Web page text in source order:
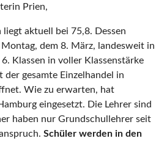
Prien,
aktuell bei 75,8. Dessen
dem 8. März, landesweit in
Klassen in voller Klassenstärke
gesamte Einzelhandel in
Wie zu erwarten, hat
eingesetzt. Die Lehrer sind
haben nur Grundschullehrer seit
Schüler werden in den